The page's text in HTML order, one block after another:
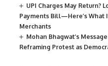
UPI Charges May Return?
Payments Bill—Here’s What
Merchants
Mohan Bhagwat’s
Reframing Protest as